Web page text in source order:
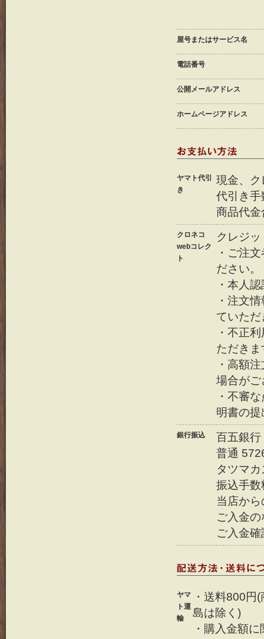
屋号またはサービス名
電話番号
公開メールアドレス
ホームページアドレス
ヤマト代引
き
現金、
代引き
商品代
クロネコ
webコレク
ト
クレジ
・ご注
ださい。
・本人
・注文
ていた
・不正
ただきま
・高額
場合が
・不審
明書の
銀行振込
百五銀行
普通
タツマ
振込手
当店か
ご入金
ご入金
ヤマ
ト運
輸
・送料800円
島は除く)
・購入金額